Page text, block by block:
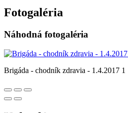
Fotogaléria
Náhodná fotogaléria
Brigáda - chodník zdravia - 1.4.2017 1